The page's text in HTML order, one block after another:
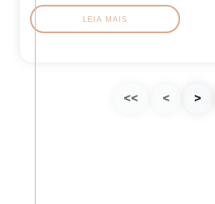
LEIA MAIS
<< < >